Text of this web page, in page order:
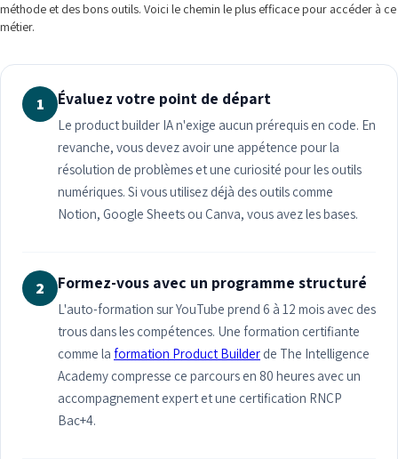
méthode et des bons outils. Voici le chemin le plus efficace pour accéder à ce
métier.
1 Évaluez votre point de départ
Le product builder IA n'exige aucun prérequis en code. En
revanche, vous devez avoir une appétence pour la
résolution de problèmes et une curiosité pour les outils
numériques. Si vous utilisez déjà des outils comme
Notion, Google Sheets ou Canva, vous avez les bases.
2 Formez-vous avec un programme structuré
L'auto-formation sur YouTube prend 6 à 12 mois avec des
trous dans les compétences. Une formation certifiante
comme la formation Product Builder de The Intelligence
Academy compresse ce parcours en 80 heures avec un
accompagnement expert et une certification RNCP
Bac+4.